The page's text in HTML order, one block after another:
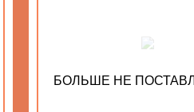
БОЛЬШЕ НЕ